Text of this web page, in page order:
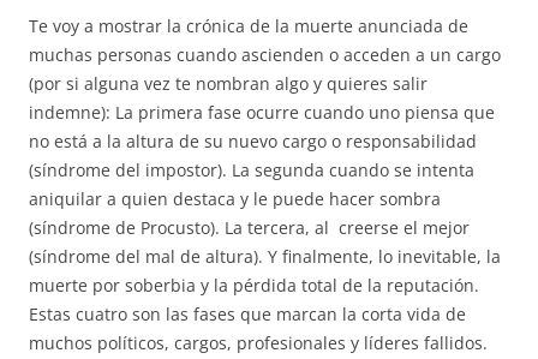
Te voy a mostrar la crónica de la muerte anunciada de
muchas personas cuando ascienden o acceden a un cargo
(por si alguna vez te nombran algo y quieres salir
indemne): La primera fase ocurre cuando uno piensa que
no está a la altura de su nuevo cargo o responsabilidad
(síndrome del impostor). La segunda cuando se intenta
aniquilar a quien destaca y le puede hacer sombra
(síndrome de Procusto). La tercera, al creerse el mejor
(síndrome del mal de altura). Y finalmente, lo inevitable, la
muerte por soberbia y la pérdida total de la reputación.
Estas cuatro son las fases que marcan la corta vida de
muchos políticos, cargos, profesionales y líderes fallidos.